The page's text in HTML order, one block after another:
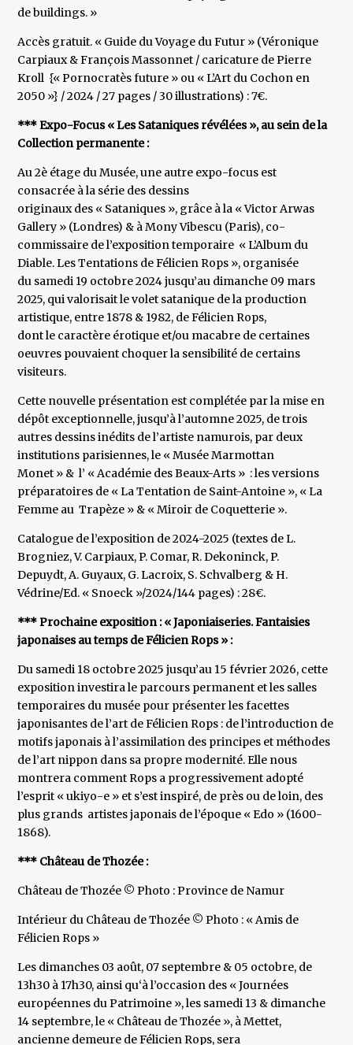
de buildings. »
Accès gratuit. « Guide du Voyage du Futur » (Véronique
Carpiaux & François Massonnet / caricature de Pierre
Kroll {« Pornocratès future » ou « L’Art du Cochon en
2050 »} / 2024 / 27 pages / 30 illustrations) : 7€.
*** Expo-Focus « Les Sataniques révélées », au sein de la
Collection permanente :
Au 2è étage du Musée, une autre expo-focus est
consacrée à la série des dessins
originaux des « Sataniques », grâce à la « Victor Arwas
Gallery » (Londres) & à Mony Vibescu (Paris), co-
commissaire de l’exposition temporaire « L’Album du
Diable. Les Tentations de Félicien Rops », organisée
du samedi 19 octobre 2024 jusqu’au dimanche 09 mars
2025, qui valorisait le volet satanique de la production
artistique, entre 1878 & 1982, de Félicien Rops,
dont le caractère érotique et/ou macabre de certaines
oeuvres pouvaient choquer la sensibilité de certains
visiteurs.
Cette nouvelle présentation est complétée par la mise en
dépôt exceptionnelle, jusqu’à l’automne 2025, de trois
autres dessins inédits de l’artiste namurois, par deux
institutions parisiennes, le « Musée Marmottan
Monet » & l’ « Académie des Beaux-Arts » : les versions
préparatoires de « La Tentation de Saint-Antoine », « La
Femme au Trapèze » & « Miroir de Coquetterie ».
Catalogue de l’exposition de 2024-2025 (textes de L.
Brogniez, V. Carpiaux, P. Comar, R. Dekoninck, P.
Depuydt, A. Guyaux, G. Lacroix, S. Schvalberg & H.
Védrine/Ed. « Snoeck »/2024/144 pages) : 28€.
*** Prochaine exposition : « Japoniaiseries. Fantaisies
japonaises au temps de Félicien Rops » :
Du samedi 18 octobre 2025 jusqu’au 15 février 2026, cette
exposition investira le parcours permanent et les salles
temporaires du musée pour présenter les facettes
japonisantes de l’art de Félicien Rops : de l’introduction de
motifs japonais à l’assimilation des principes et méthodes
de l’art nippon dans sa propre modernité. Elle nous
montrera comment Rops a progressivement adopté
l’esprit « ukiyo-e » et s’est inspiré, de près ou de loin, des
plus grands artistes japonais de l’époque « Edo » (1600-
1868).
*** Château de Thozée :
Château de Thozée © Photo : Province de Namur
Intérieur du Château de Thozée © Photo : « Amis de
Félicien Rops »
Les dimanches 03 août, 07 septembre & 05 octobre, de
13h30 à 17h30, ainsi qu‘à l’occasion des « Journées
européennes du Patrimoine », les samedi 13 & dimanche
14 septembre, le « Château de Thozée », à Mettet,
ancienne demeure de Félicien Rops, sera